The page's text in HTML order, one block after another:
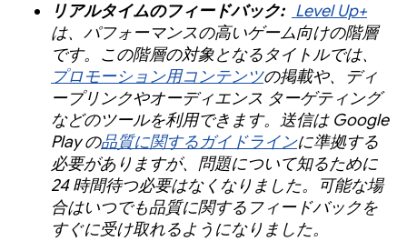
リアルタイムのフィードバック: Level Up+
は、パフォーマンスの高いゲーム向けの階層
です。この階層の対象となるタイトルでは、
プロモーション用コンテンツの掲載や、ディ
ープリンクやオーディエンス ターゲティング
などのツールを利用できます。送信は Google
Play の品質に関するガイドラインに準拠する
必要がありますが、問題について知るために
24 時間待つ必要はなくなりました。可能な場
合はいつでも品質に関するフィードバックを
すぐに受け取れるようになりました。